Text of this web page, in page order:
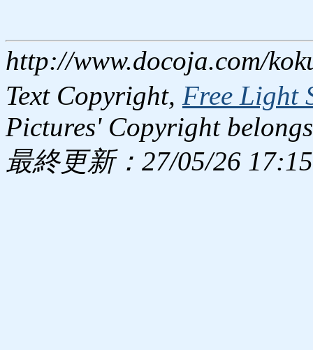
http://www.docoja.com/
Text Copyright, Free Light
Pictures' Copyright
最終更新：27/05/26 17:15